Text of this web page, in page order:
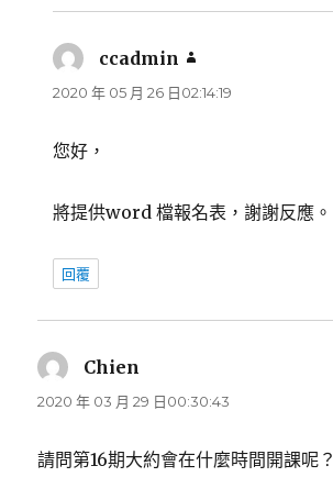
ccadmin
示:
2020 年 05 月 26 日02:14:19
您好，
將提供word 檔報名表，謝謝反應。
回覆
Chien
示:
2020 年 03 月 29 日00:30:43
請問第16期大約會在什麼時間開課呢？